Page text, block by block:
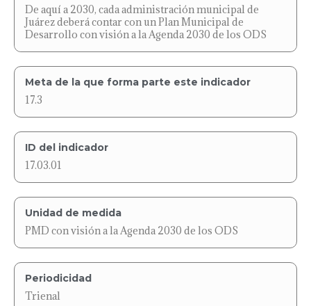
De aquí a 2030, cada administración municipal de
Juárez deberá contar con un Plan Municipal de
Desarrollo con visión a la Agenda 2030 de los ODS
Meta de la que forma parte este indicador
17.3
ID del indicador
17.03.01
Unidad de medida
PMD con visión a la Agenda 2030 de los ODS
Periodicidad
Trienal